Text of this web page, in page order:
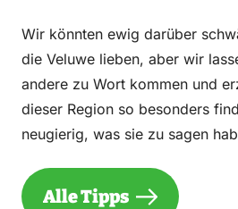
Wir könnten ewig darüber
die Veluwe lieben, aber wir
andere zu Wort kommen und
dieser Region so besonders
neugierig, was sie zu sagen
Alle Tipps